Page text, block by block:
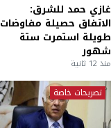
غازي حمد للشرق:
الاتفاق حصيلة مفاوضات
طويلة استمرت ستة
شهور
منذ 12 ثانية
تصريحات خاصة